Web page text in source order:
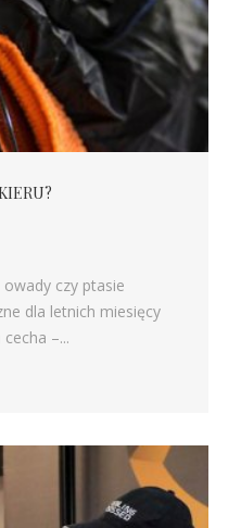
czy ptasie
dla letnich miesięcy
–...